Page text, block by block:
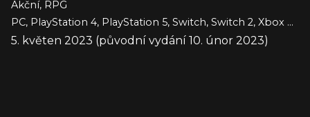
Akční, RPG
PC, PlayStation 4, PlayStation 5, Switch, Switch 2, Xbox One, Xbox Series
5. květen 2023 (původní vydání 10. únor 2023)